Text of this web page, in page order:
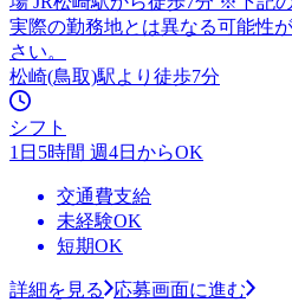
実際の勤務地とは異なる可能性
さい。
松崎(鳥取)駅より徒歩7分
シフト
1日5時間 週4日からOK
交通費支給
未経験OK
短期OK
詳細を見る 応募画面に進む